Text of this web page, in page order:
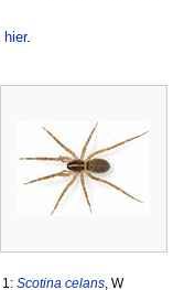
hier.
1: Scotina celans, W